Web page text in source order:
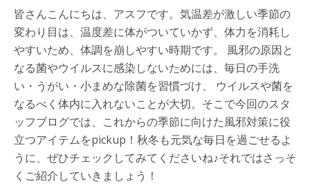
皆さんこんにちは、アスフです。気温差が激しい季節の
変わり目は、温度差に体がついていかず、体力を消耗し
やすいため、体調を崩しやすい時期です。 風邪の原因と
なる菌やウイルスに感染しないためには、毎日の手洗
い・うがい・小まめな除菌を習慣づけ、 ウイルスや菌を
なるべく体内に入れないことが大切。そこで今回のスタ
ッフブログでは、これからの季節に向けた風邪対策に役
立つアイテムをpickup！秋冬も元気な毎日を過ごせるよ
うに、ぜひチェックしてみてくださいね♪それではさっそ
くご紹介していきましょう！